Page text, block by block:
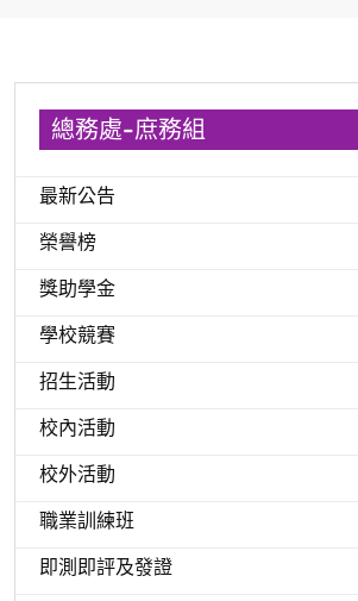
總務處-庶務組
最新公告
榮譽榜
獎助學金
學校競賽
招生活動
校內活動
校外活動
職業訓練班
即測即評及發證